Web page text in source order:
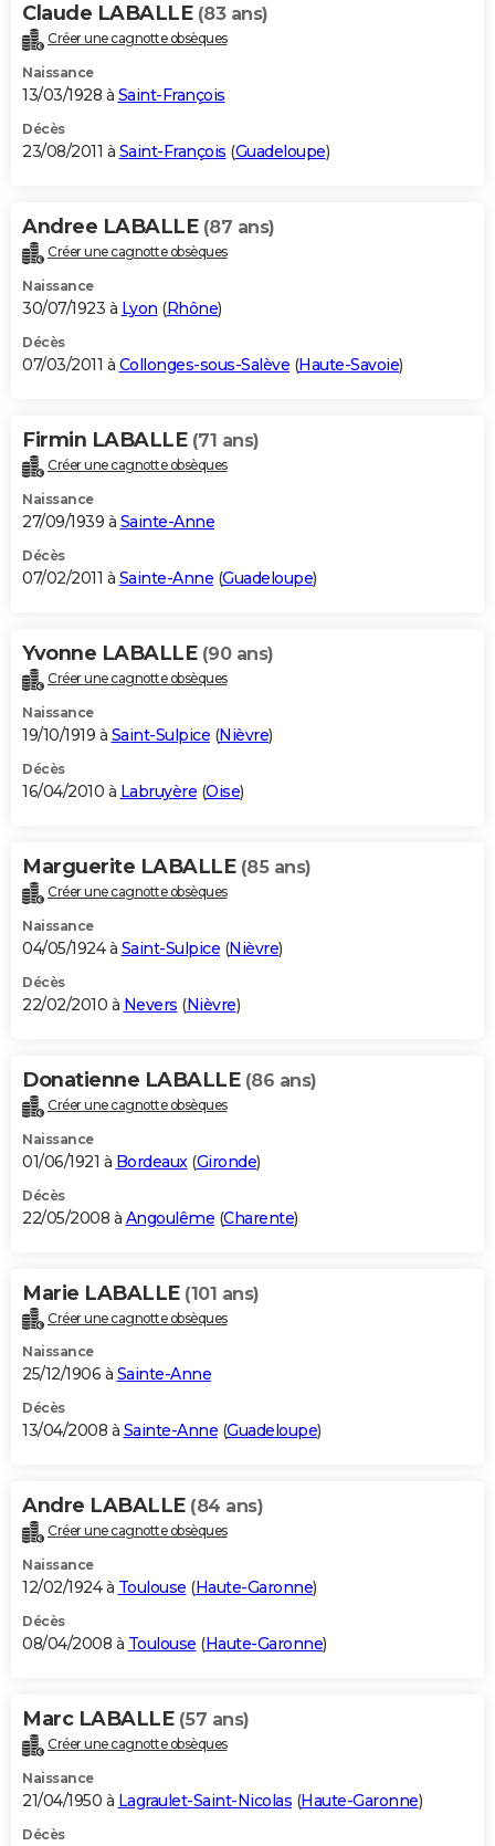
Claude LABALLE (83 ans)
Créer une cagnotte obsèques
Naissance
13/03/1928 à Saint-François
Décès
23/08/2011 à Saint-François (Guadeloupe)
Andree LABALLE (87 ans)
Créer une cagnotte obsèques
Naissance
30/07/1923 à Lyon (Rhône)
Décès
07/03/2011 à Collonges-sous-Salève (Haute-Savoie)
Firmin LABALLE (71 ans)
Créer une cagnotte obsèques
Naissance
27/09/1939 à Sainte-Anne
Décès
07/02/2011 à Sainte-Anne (Guadeloupe)
Yvonne LABALLE (90 ans)
Créer une cagnotte obsèques
Naissance
19/10/1919 à Saint-Sulpice (Nièvre)
Décès
16/04/2010 à Labruyère (Oise)
Marguerite LABALLE (85 ans)
Créer une cagnotte obsèques
Naissance
04/05/1924 à Saint-Sulpice (Nièvre)
Décès
22/02/2010 à Nevers (Nièvre)
Donatienne LABALLE (86 ans)
Créer une cagnotte obsèques
Naissance
01/06/1921 à Bordeaux (Gironde)
Décès
22/05/2008 à Angoulême (Charente)
Marie LABALLE (101 ans)
Créer une cagnotte obsèques
Naissance
25/12/1906 à Sainte-Anne
Décès
13/04/2008 à Sainte-Anne (Guadeloupe)
Andre LABALLE (84 ans)
Créer une cagnotte obsèques
Naissance
12/02/1924 à Toulouse (Haute-Garonne)
Décès
08/04/2008 à Toulouse (Haute-Garonne)
Marc LABALLE (57 ans)
Créer une cagnotte obsèques
Naissance
21/04/1950 à Lagraulet-Saint-Nicolas (Haute-Garonne)
Décès